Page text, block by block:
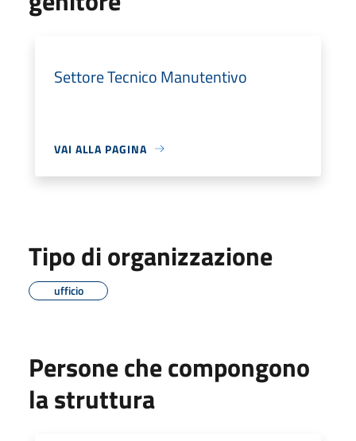
Settore Tecnico Manutentivo
VAI ALLA PAGINA
Tipo di organizzazione
ufficio
Persone che compongono
la struttura